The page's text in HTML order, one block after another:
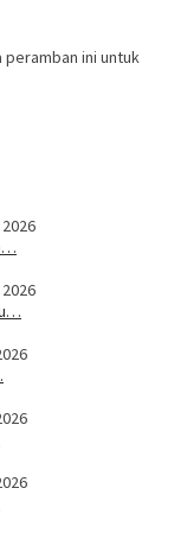
peramban ini untuk